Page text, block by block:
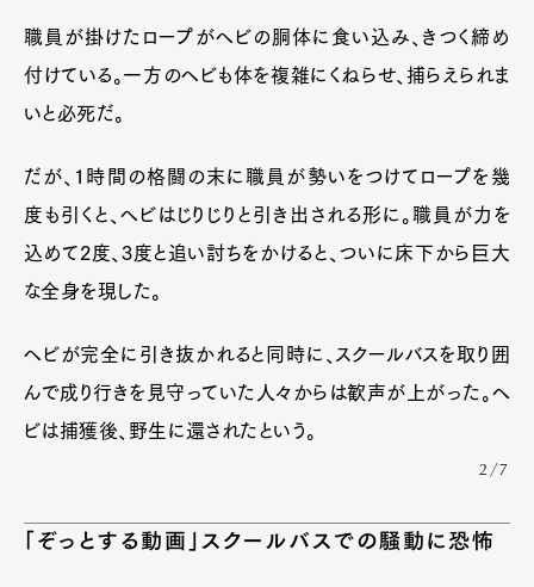
職員が掛けたロープがヘビの胴体に食い込み、きつく締め
付けている。一方のヘビも体を複雑にくねらせ、捕らえられま
いと必死だ。
だが、1時間の格闘の末に職員が勢いをつけてロープを幾
度も引くと、ヘビはじりじりと引き出される形に。職員が力を
込めて2度、3度と追い討ちをかけると、ついに床下から巨大
な全身を現した。
ヘビが完全に引き抜かれると同時に、スクールバスを取り囲
んで成り行きを見守っていた人々からは歓声が上がった。ヘ
ビは捕獲後、野生に還されたという。
2/7
「ぞっとする動画」スクールバスでの騒動に恐怖